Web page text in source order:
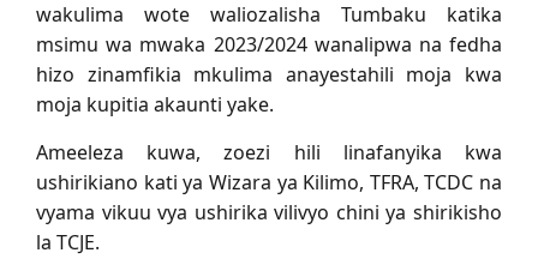
wakulima wote waliozalisha Tumbaku katika
msimu wa mwaka 2023/2024 wanalipwa na fedha
hizo zinamfikia mkulima anayestahili moja kwa
moja kupitia akaunti yake.
Ameeleza kuwa, zoezi hili linafanyika kwa
ushirikiano kati ya Wizara ya Kilimo, TFRA, TCDC na
vyama vikuu vya ushirika vilivyo chini ya shirikisho
la TCJE.